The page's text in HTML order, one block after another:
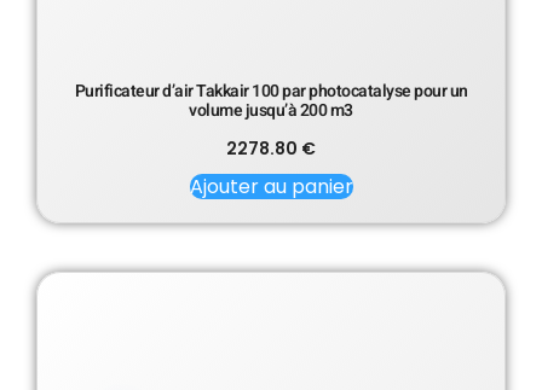
Purificateur d’air Takkair 100 par photocatalyse pour un
volume jusqu’à 200 m3
2278.80 €
Ajouter au panier